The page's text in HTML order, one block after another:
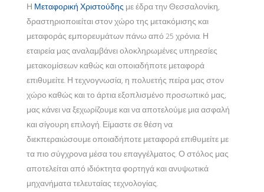
Η Μεταφορική Χριστούδηςμε έδρα την Θεσσαλονίκη,
δραστηριοποιείται στον χώρο της μετακόμισης και
μεταφοράς εμπορευμάτων πάνω από 25 χρόνια. Η
εταιρεία μας αναλαμβάνει ολοκληρωμένες υπηρεσίες
μετακομίσεων καθώς και οποιαδήποτε μεταφορά
επιθυμείτε. Η τεχνογνωσία, η πολυετής πείρα μας στον
χώρο καθώς και το άρτια εξοπλισμένο προσωπικό μας,
μας κάνει να ξεχωρίζουμε και να αποτελούμε μια ασφαλή
και σίγουρη επιλογή. Είμαστε σε θέση να
διεκπεραιώσουμε οποιαδήποτε μεταφορά επιθυμείτε με
τα πιο σύγχρονα μέσα του επαγγέλματος. Ο στόλος μας
αποτελείται από ιδιόκτητα φορτηγά και ανυψωτικά
μηχανήματα τελευταίας τεχνολογίας.